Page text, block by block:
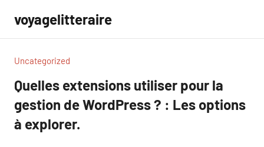
contenu
voyagelitteraire
Uncategorized
Quelles extensions utiliser pour la
gestion de WordPress ? : Les options
à explorer.